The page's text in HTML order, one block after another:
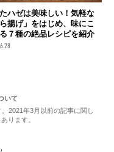
ハゼは美味しい！気軽な
ら揚げ」をはじめ、味にこ
７種の絶品レシピを紹介
いて
2021年3月以前の記事に関し
ります。